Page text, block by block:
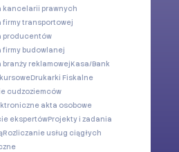
kancelarii prawnych
firmy transportowej
producentów
firmy budowlanej
reklamowejKasa/Bank
Drukarki Fiskalne
cudzoziemców
akta osobowe
ekspertówProjekty i zadania
Rozliczanie usług ciągłych